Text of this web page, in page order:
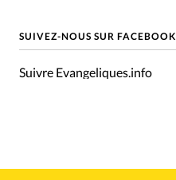
SUIVEZ-NOUS SUR FACEBOOK
Suivre Evangeliques.info